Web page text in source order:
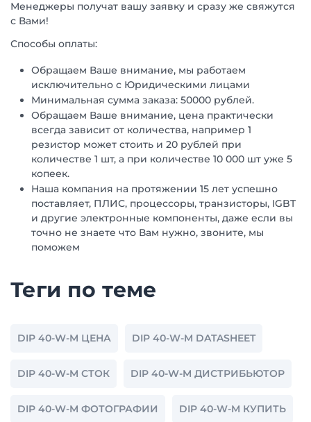
Менеджеры получат вашу заявку и сразу же свяжутся
с Вами!
Способы оплаты:
Обращаем Ваше внимание, мы работаем
исключительно с Юридическими лицами
Минимальная сумма заказа: 50000 рублей.
Обращаем Ваше внимание, цена практически
всегда зависит от количества, например 1
резистор может стоить и 20 рублей при
количестве 1 шт, а при количестве 10 000 шт уже 5
копеек.
Наша компания на протяжении 15 лет успешно
поставляет, ПЛИС, процессоры, транзисторы, IGBT
и другие электронные компоненты, даже если вы
точно не знаете что Вам нужно, звоните, мы
поможем
Теги по теме
DIP 40-W-M ЦЕНА DIP 40-W-M DATASHEET
DIP 40-W-M СТОК DIP 40-W-M ДИСТРИБЬЮТОР
DIP 40-W-M ФОТОГРАФИИ DIP 40-W-M КУПИТЬ